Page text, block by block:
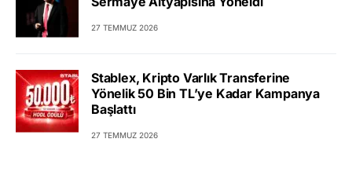
27 TEMMUZ 2026
Stablex, Kripto Varlık Transferine
Yönelik 50 Bin TL’ye Kadar Kampanya
Başlattı
27 TEMMUZ 2026